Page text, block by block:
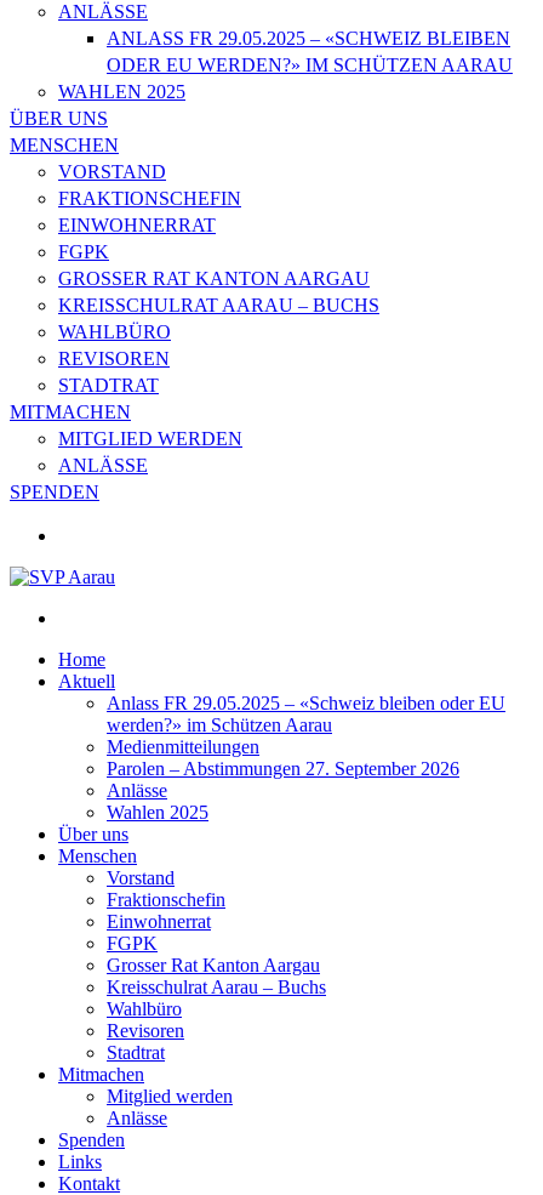
ANLÄSSE
ANLASS FR 29.05.2025 – «SCHWEIZ BLEIBEN
ODER EU WERDEN?» IM SCHÜTZEN AARAU
WAHLEN 2025
ÜBER UNS
MENSCHEN
VORSTAND
FRAKTIONSCHEFIN
EINWOHNERRAT
FGPK
GROSSER RAT KANTON AARGAU
KREISSCHULRAT AARAU – BUCHS
WAHLBÜRO
REVISOREN
STADTRAT
MITMACHEN
MITGLIED WERDEN
ANLÄSSE
SPENDEN
Home
Aktuell
Anlass FR 29.05.2025 – «Schweiz bleiben oder EU
werden?» im Schützen Aarau
Medienmitteilungen
Parolen – Abstimmungen 27. September 2026
Anlässe
Wahlen 2025
Über uns
Menschen
Vorstand
Fraktionschefin
Einwohnerrat
FGPK
Grosser Rat Kanton Aargau
Kreisschulrat Aarau – Buchs
Wahlbüro
Revisoren
Stadtrat
Mitmachen
Mitglied werden
Anlässe
Spenden
Links
Kontakt